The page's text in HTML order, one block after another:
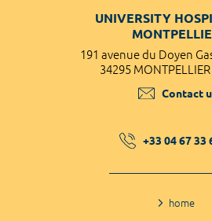
UNIVERSITY
191 avenue du Doyen
34295
Contact
+33 04 67 33
home